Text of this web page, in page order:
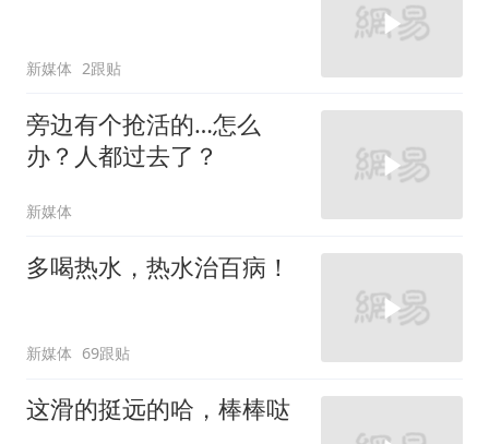
新媒体 2跟贴
旁边有个抢活的…怎么
办？人都过去了？
新媒体
多喝热水，热水治百病！
新媒体 69跟贴
这滑的挺远的哈，棒棒哒